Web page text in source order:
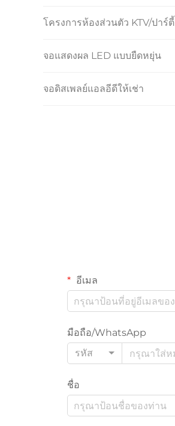
โครงการห้องส่วนตัว KTV/ปาร์ตี้
จอแสดงผล LED แบบยืดหยุ่น
จอดิสเพลย์แอลอีดีให้เช่า
อีเมล
มือถือ/WhatsApp
รหัส
ชื่อ